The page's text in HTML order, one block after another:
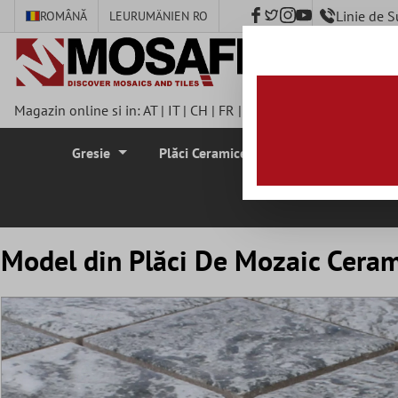
springen
ROMÂNĂ LEURUMÄNIEN RO Linie de
Magazin online si in:AT| IT| CH | FR |
Gresie Plăci Ceramice Pentru Pereti
Model din Plăci De Mozaic